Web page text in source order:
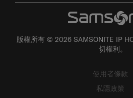
版權所有 © 2026 SAMSONITE IP
切權利。
使用者條款
私隱政策